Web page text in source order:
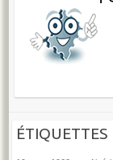
ÉTIQUETTES